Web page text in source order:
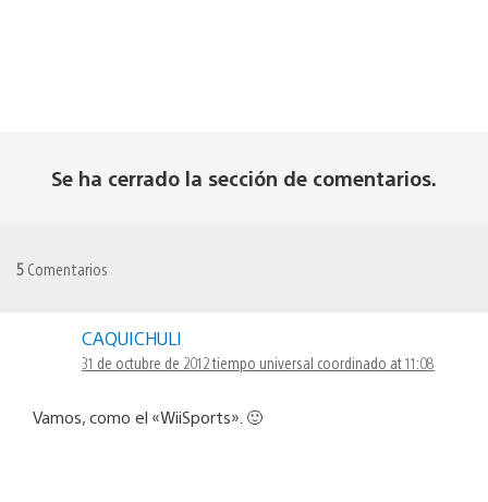
Se ha cerrado la sección de comentarios.
5 Comentarios
CAQUICHULI
31 de octubre de 2012 tiempo universal coordinado at 11:08
Vamos, como el «WiiSports». 🙂